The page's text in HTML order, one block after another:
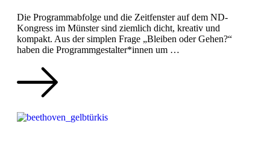
Die Programmabfolge und die Zeitfenster auf dem ND-
Kongress im Münster sind ziemlich dicht, kreativ und
kompakt. Aus der simplen Frage „Bleiben oder Gehen?“
haben die Programmgestalter*innen um …